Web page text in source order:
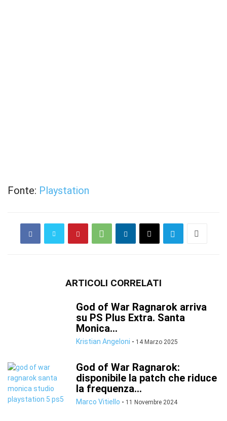
Fonte: Playstation
ARTICOLI CORRELATI
God of War Ragnarok arriva
su PS Plus Extra. Santa
Monica...
Kristian Angeloni - 14 Marzo 2025
God of War Ragnarok:
disponibile la patch che riduce
la frequenza...
Marco Vitiello - 11 Novembre 2024